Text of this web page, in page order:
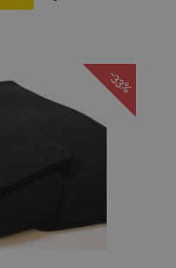
liste
d'achats
-33%